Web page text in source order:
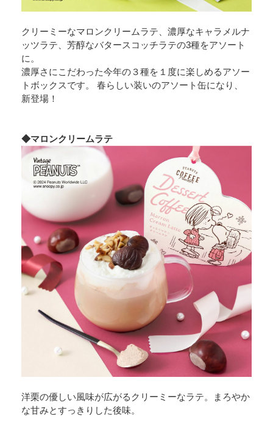
クリーミーなマロンクリームラテ、濃厚なキャラメルナ
ッツラテ、芳醇なバタースコッチラテの3種をアソート
に。
濃厚さにこだわった今年の３種を１度に楽しめるアソー
トボックスです。 春らしい装いのアソート缶になり、
新登場！
◆マロンクリームラテ
洋栗の優しい風味が広がるクリーミーなラテ。まろやか
な甘みとすっきりした後味。